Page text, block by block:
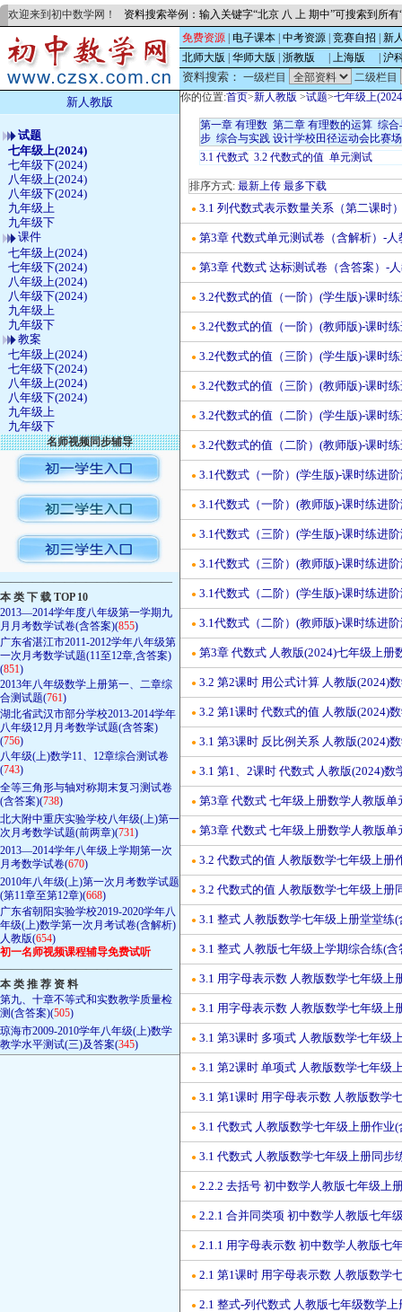
欢迎来到初中数学网！ 资料搜索举例：输入关键字“北京 八 上 期中”可搜索到所
免费资源 电子课本 中考资源 竞赛自招
新
北师大版
华师大版 浙教版 上海版 沪
资料搜索： 一级栏目 二级栏目
新人教版
试题
七年级上(2024)
七年级下(2024)
八年级上(2024)
八年级下(2024)
九年级上
九年级下
课件
七年级上(2024)
七年级下(2024)
八年级上(2024)
八年级下(2024)
九年级上
九年级下
教案
七年级上(2024)
七年级下(2024)
八年级上(2024)
八年级下(2024)
九年级上
九年级下
名师视频同步辅导
————————————————
本 类 下 载 TOP 10
2013—2014学年度八年级第一学期九
月月考数学试卷(含答案)(855)
广东省湛江市2011-2012学年八年级第
一次月考数学试题(11至12章,含答案)
(851)
2013年八年级数学上册第一、二章综
合测试题(761)
湖北省武汉市部分学校2013-2014学年
八年级12月月考数学试题(含答案)
(756)
八年级(上)数学11、12章综合测试卷
(743)
全等三角形与轴对称期末复习测试卷
(含答案)(738)
北大附中重庆实验学校八年级(上)第一
次月考数学试题(前两章)(731)
2013—2014学年八年级上学期第一次
月考数学试卷(670)
2010年八年级(上)第一次月考数学试题
(第11章至第12章)(668)
广东省朝阳实验学校2019-2020学年八
年级(上)数学第一次月考试卷(含解析)
人教版(654)
初一名师视频课程辅导免费试听
————————————————
本 类 推 荐 资 料
第九、十章不等式和实数教学质量检
测(含答案)(505)
琼海市2009-2010学年八年级(上)数学
教学水平测试(三)及答案(345)
你的位置:首页>新人教版 >试题>七年级上
第一章 有理数 第二章 有理数的运算 综合
步 综合与实践 设计学校田径运动会比赛
3.1 代数式 3.2 代数式的值 单元测试
排序方式: 最新上传 最多下载
● 3.1 列代数式表示数量关系（第二课时
● 第3章 代数式单元测试卷（含解析）-
● 第3章 代数式 达标测试卷（含答案）-
● 3.2代数式的值（一阶）(学生版)-课时
● 3.2代数式的值（一阶）(教师版)-课时
● 3.2代数式的值（三阶）(学生版)-课时
● 3.2代数式的值（三阶）(教师版)-课时
● 3.2代数式的值（二阶）(学生版)-课时
● 3.2代数式的值（二阶）(教师版)-课时
● 3.1代数式（一阶）(学生版)-课时练进
● 3.1代数式（一阶）(教师版)-课时练进
● 3.1代数式（三阶）(学生版)-课时练进
● 3.1代数式（三阶）(教师版)-课时练进
● 3.1代数式（二阶）(学生版)-课时练进
● 3.1代数式（二阶）(教师版)-课时练进
● 第3章 代数式 人教版(2024)七年级上册
● 3.2 第2课时 用公式计算 人教版(2024)
● 3.2 第1课时 代数式的值 人教版(2024)
● 3.1 第3课时 反比例关系 人教版(2024)
● 3.1 第1、2课时 代数式 人教版(2024)
● 第3章 代数式 七年级上册数学人教版单
● 第3章 代数式 七年级上册数学人教版单
● 3.2 代数式的值 人教版数学七年级上册
● 3.2 代数式的值 人教版数学七年级上册
● 3.1 整式 人教版数学七年级上册堂堂练(
● 3.1 整式 人教版七年级上学期综合练(含
● 3.1 用字母表示数 人教版数学七年级上
● 3.1 用字母表示数 人教版数学七年级上
● 3.1 第3课时 多项式 人教版数学七年级
● 3.1 第2课时 单项式 人教版数学七年级
● 3.1 第1课时 用字母表示数 人教版数学
● 3.1 代数式 人教版数学七年级上册作业(
● 3.1 代数式 人教版数学七年级上册同步
● 2.2.2 去括号 初中数学人教版七年级上
● 2.2.1 合并同类项 初中数学人教版七年
● 2.1.1 用字母表示数 初中数学人教版七
● 2.1 第1课时 用字母表示数 人教版数学
● 2.1 整式-列代数式 人教版七年级数学